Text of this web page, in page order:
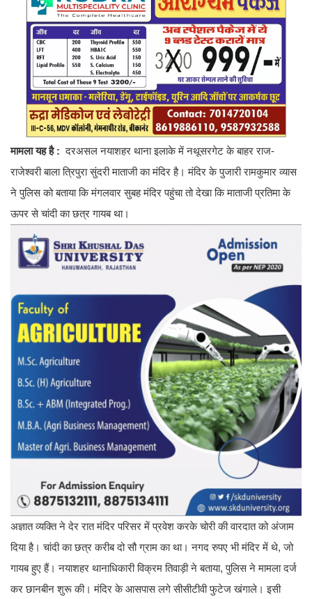
मामला यह है : दरअसल नयाशहर थाना इलाके में नथूसरगेट के बाहर राज-
राजेश्वरी बाला त्रिपुरा सुंदरी माताजी का मंदिर है। मंदिर के पुजारी रामकुमार व्यास
ने पुलिस को बताया कि मंगलवार सुबह मंदिर पहुंचा तो देखा कि माताजी प्रतिमा के
ऊपर से चांदी का छत्र गायब था।
अज्ञात व्यक्ति ने देर रात मंदिर परिसर में प्रवेश करके चोरी की वारदात को अंजाम
दिया है। चांदी का छत्र करीब दो सौ ग्राम का था। नगद रुपए भी मंदिर में थे, जो
गायब हुए हैं।नयाशहर थानाधिकारी विक्रम तिवाड़ी ने बताया, पुलिस ने मामला दर्ज
कर छानबीन शुरू की। मंदिर के आसपास लगे सीसीटीवी फुटेज खंगाले। इसी